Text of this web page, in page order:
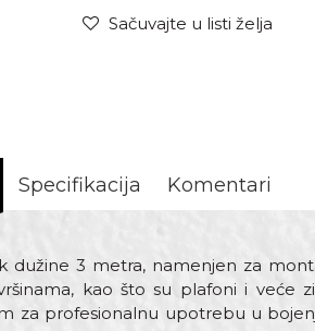
Sačuvajte u listi želja
Specifikacija Komentari
dužine 3 metra, namenjen za
kao što su plafoni i veće
za profesionalnu upotrebu u